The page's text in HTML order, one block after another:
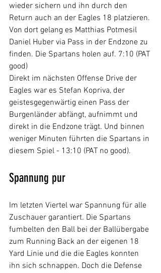
wieder sichern und ihn durch den
Return auch an der Eagles 18 platzieren.
Von dort gelang es Matthias Potmesil
Daniel Huber via Pass in der Endzone zu
finden. Die Spartans holen auf. 7:10 (PAT
good)
Direkt im nächsten Offense Drive der
Eagles war es Stefan Kopriva, der
geistesgegenwärtig einen Pass der
Burgenländer abfängt, aufnimmt und
direkt in die Endzone trägt. Und binnen
weniger Minuten führten die Spartans in
diesem Spiel - 13:10 (PAT no good).
Spannung pur
Im letzten Viertel war Spannung für alle
Zuschauer garantiert. Die Spartans
fumbelten den Ball bei der Ballübergabe
zum Running Back an der eigenen 18
Yard Linie und die die Eagles konnten
ihn sich schnappen. Doch die Defense